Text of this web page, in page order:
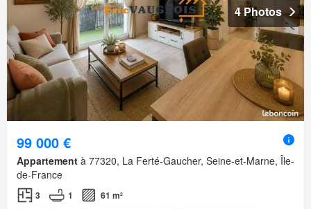
4 Photos
99 000 €
Appartement à 77320, La Ferté-Gaucher, Seine-et-Marne, Île-
de-France
3 1 61 m²